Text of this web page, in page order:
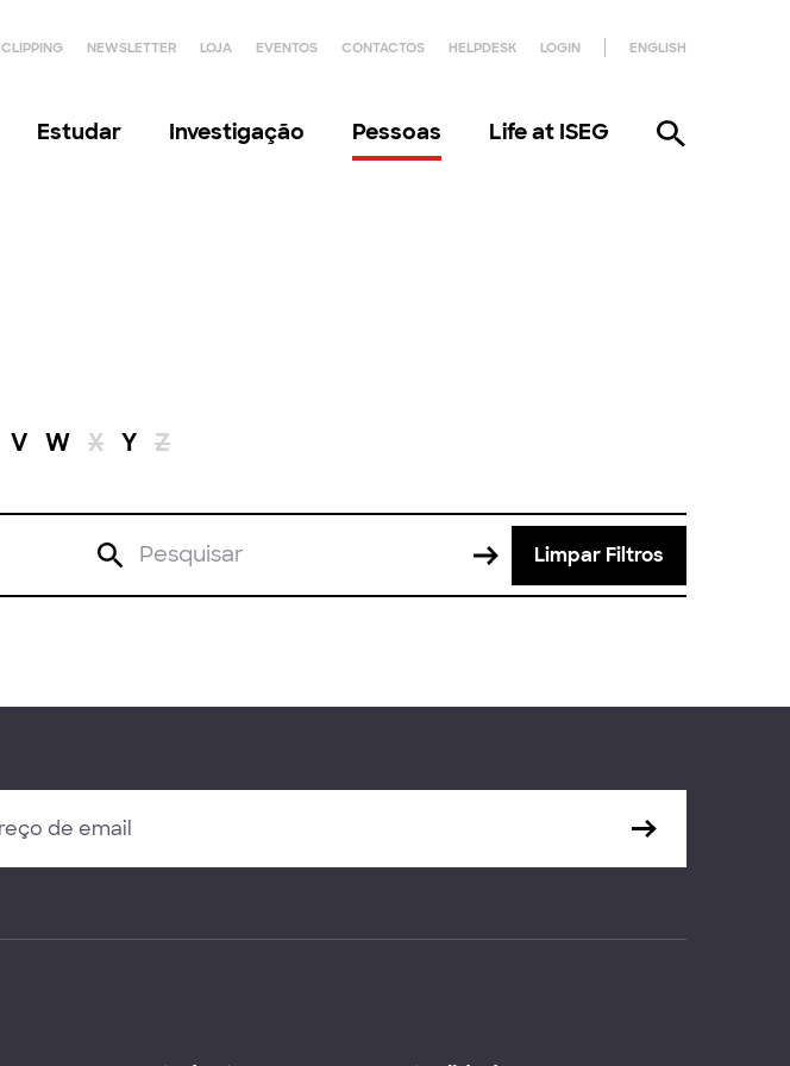
CLIPPING NEWSLETTER LOJA EVENTOS CONTACTOS HELPDESK LOGIN ENGLISH
Estudar Investigação Pessoas Life at ISEG
V W X Y Z
Limpar Filtros